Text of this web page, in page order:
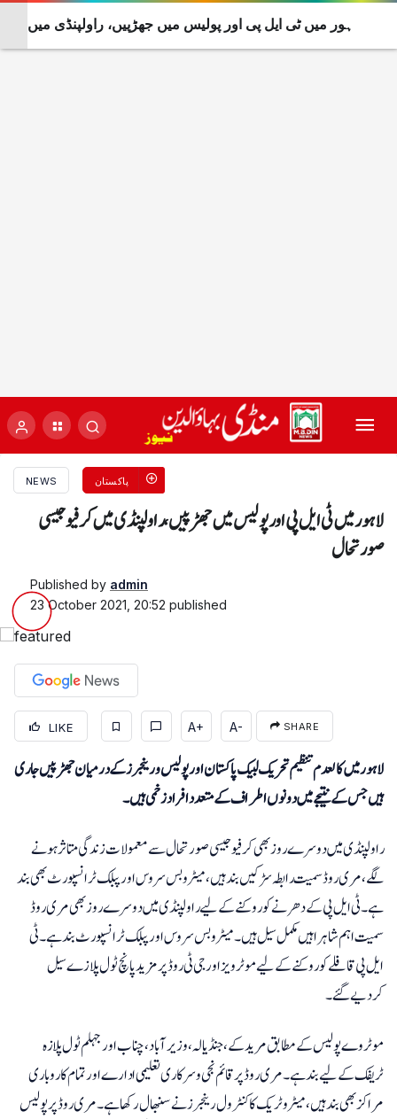
NEWS پاکستان
لاہور میں ٹی ایل پی اور پولیس میں جھڑپیں، راولپنڈی میں کرفیو جیسی
صورتحال
Published by admin
23 October 2021, 20:52 published
LIKE A+ A- SHARE
لاہور میں کالعدم تنظیم تحریک لبیک پاکستان اور پولیس و رینجرز کے درمیان جھڑپیں جاری
ہیں جس کے نتیجے میں دونوں اطراف کے متعدد افراد زخمی ہیں۔
راولپنڈی میں دوسرے روز بھی کرفیو جیسی صورتحال سے معمولات زندگی متاثر ہونے
لگے، مری روڈ سمیت رابطہ سڑکیں بند ہیں، میٹرو بس سروس اور پبلک ٹرانسپورٹ بھی بند
ہے۔ ٹی ایل پی کے دھرنے کو روکنے کے لیے راولپنڈی میں دوسرے روز بھی مری روڈ
سمیت اہم شاہراہیں مکمل سیل ہیں ۔ میٹروبس سروس اور پبلک ٹرانسپورٹ بند ہے۔ ٹی
ایل پی قافلے کو روکنے کے لیے موٹرویز اور جی ٹی روڈ پر مزید پانچ ٹول پلازے سیل
کردیے گئے۔
موٹروے پولیس کے مطابق مریدکے، جنڈیالہ، وزیر آباد، چناب اور جہلم ٹول پلازہ
ٹریفک کے لیے بند ہے۔ مری روڈ پر قائم نجی و سرکاری تعلیمی ادارے اور تمام کاروباری
مراکز بھی بند ہیں، میٹرو ٹریک کا کنٹرول رینجرز نے سنبھال رکھا ہے۔ مری روڈ پر پولیس
لاہور میں ٹی ایل پی اور پولیس میں جھڑپیں، راولپنڈی میں